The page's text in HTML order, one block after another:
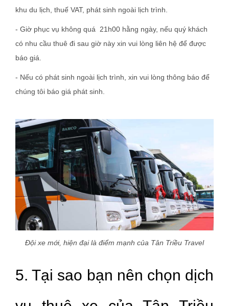
khu du lịch, thuế VAT, phát sinh ngoài lịch trình.
- Giờ phục vụ không quá 21h00 hằng ngày, nếu quý khách
có nhu cầu thuê đi sau giờ này xin vui lòng liên hệ để được
báo giá.
- Nếu có phát sinh ngoài lịch trình, xin vui lòng thông báo để
chúng tôi báo giá phát sinh.
Đội xe mới, hiện đại là điểm mạnh của Tân Triều Travel
5. Tại sao bạn nên chọn dịch